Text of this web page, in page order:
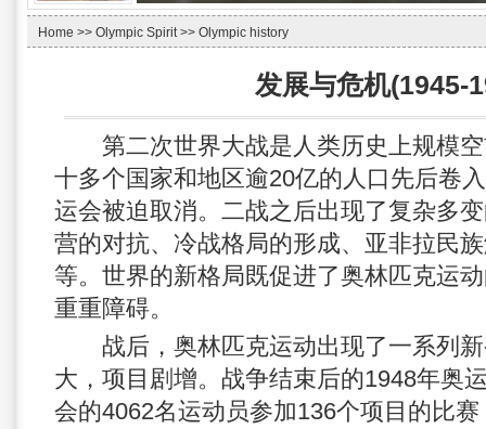
Home >> Olympic Spirit>> Olympic history
发展与危机(1945-
第二次世界大战是人类历史上规模空
十多个国家和地区逾20亿的人口先后卷
运会被迫取消。二战之后出现了复杂多
营的对抗、冷战格局的形成、亚非拉民
等。世界的新格局既促进了奥林匹克运
重重障碍。
战后，奥林匹克运动出现了一系列新
大，项目剧增。战争结束后的1948年奥
会的4062名运动员参加136个项目的比